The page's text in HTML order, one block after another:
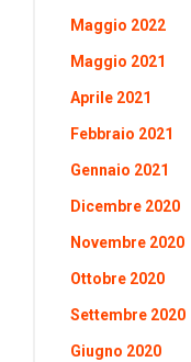
Maggio 2022
Maggio 2021
Aprile 2021
Febbraio 2021
Gennaio 2021
Dicembre 2020
Novembre 2020
Ottobre 2020
Settembre 2020
Giugno 2020